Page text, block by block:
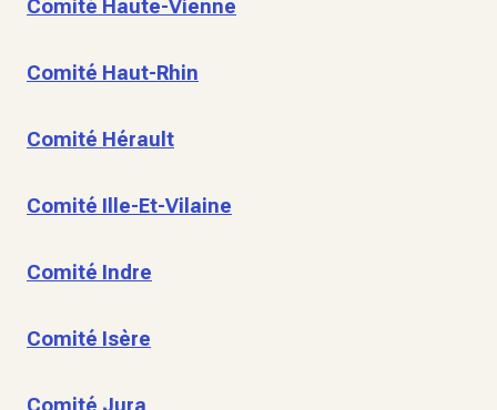
Comité Haute-Vienne
Comité Haut-Rhin
Comité Hérault
Comité Ille-Et-Vilaine
Comité Indre
Comité Isère
Comité Jura